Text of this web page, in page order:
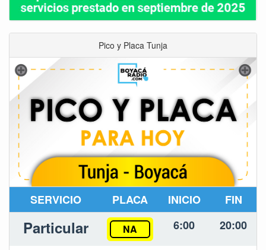
Pico y Placa Tunja
SERVICIO PLACA INICIO FIN
Particular NA 6:00 20:00